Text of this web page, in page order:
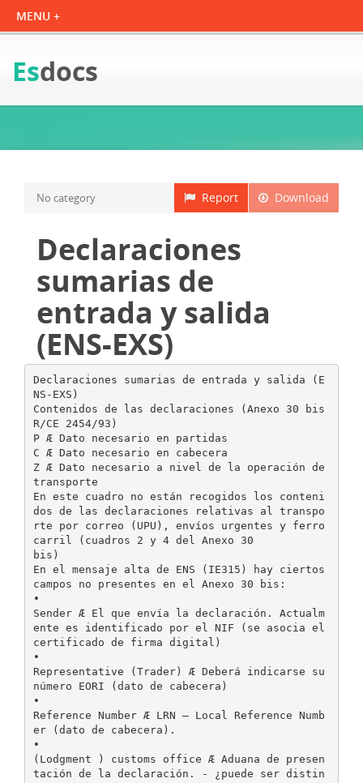
Esdocs
Download
Report
No category
Declaraciones
sumarias de
entrada y salida
(ENS-EXS)
Declaraciones sumarias de entrada y salida (E
NS-EXS)
Contenidos de las declaraciones (Anexo 30 bis
R/CE 2454/93)
P Æ Dato necesario en partidas
C Æ Dato necesario en cabecera
Z Æ Dato necesario a nivel de la operación de
transporte
En este cuadro no están recogidos los conteni
dos de las declaraciones relativas al transpo
rte por correo (UPU), envíos urgentes y ferro
carril (cuadros 2 y 4 del Anexo 30
bis)
En el mensaje alta de ENS (IE315) hay ciertos
campos no presentes en el Anexo 30 bis:
•
Sender Æ El que envía la declaración. Actualm
ente es identificado por el NIF (se asocia el
certificado de firma digital)
•
Representative (Trader) Æ Deberá indicarse su
número EORI (dato de cabecera)
•
Reference Number Æ LRN – Local Reference Numb
er (dato de cabecera).
•
(Lodgment ) customs office Æ Aduana de presen
tación de la declaración. - ¿puede ser distin